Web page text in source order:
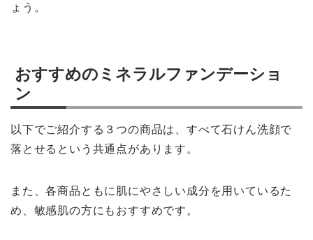
ょう。
おすすめのミネラルファンデーショ
ン
以下でご紹介する３つの商品は、すべて石けん洗顔で
落とせるという共通点があります。
また、各商品ともに肌にやさしい成分を用いているた
め、敏感肌の方にもおすすめです。